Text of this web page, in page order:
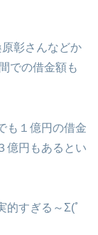
彰さんなどか
での借金額も
も１億円の借金
億円もあるとい
的すぎる～Σ(ﾟ